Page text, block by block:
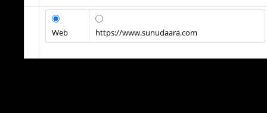
Web https://www.sunudaara.com